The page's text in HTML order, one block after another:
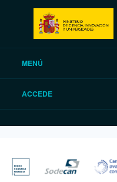
MENÚ
ACCEDE